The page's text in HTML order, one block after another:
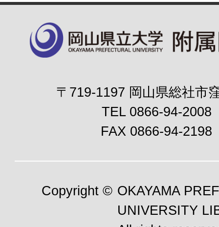
〒719-1197 岡山県総社市
TEL 0866-94-2008
FAX 0866-94-2198
Copyright © OKAYAMA
UNIVERSITY